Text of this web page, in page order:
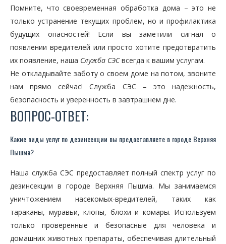
Помните, что своевременная обработка дома – это не
только устранение текущих проблем, но и профилактика
будущих опасностей! Если вы заметили сигнал о
появлении вредителей или просто хотите предотвратить
их появление, наша Служба СЭСвсегда к вашим услугам.
Не откладывайте заботу о своем доме на потом, звоните
нам прямо сейчас! Служба СЭС – это надежность,
безопасность и уверенность в завтрашнем дне.
ВОПРОС-ОТВЕТ:
Какие виды услуг по дезинсекции вы предоставляете в городе Верхняя
Пышма?
Наша служба СЭС предоставляет полный спектр услуг по
дезинсекции в городе Верхняя Пышма. Мы занимаемся
уничтожением насекомых-вредителей, таких как
тараканы, муравьи, клопы, блохи и комары. Используем
только проверенные и безопасные для человека и
домашних животных препараты, обеспечивая длительный